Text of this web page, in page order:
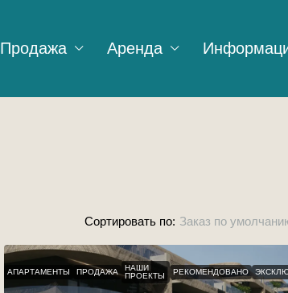
Продажа Аренда
Сортировать по: Заказ по
АПАРТАМЕНТЫ ПРОДАЖА
НАШИ
ПРОЕКТЫ
РЕКОМЕНДОВАНО